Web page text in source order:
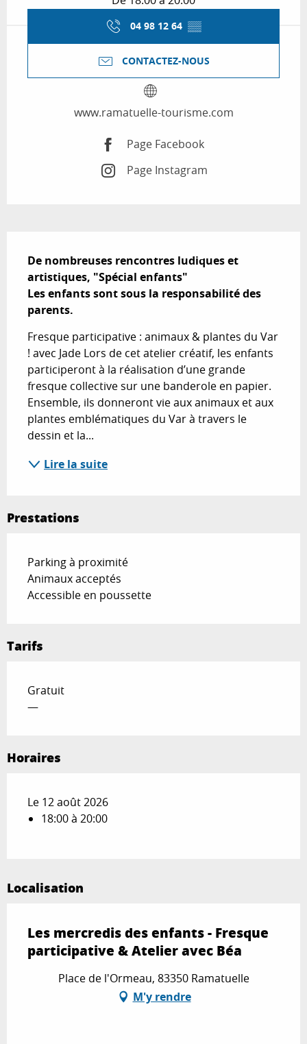
04 98 12 64 ▒▒
CONTACTEZ-NOUS
www.ramatuelle-tourisme.com
Page Facebook
Page Instagram
De nombreuses rencontres ludiques et
artistiques, "Spécial enfants"
Les enfants sont sous la responsabilité des
parents.
Fresque participative : animaux & plantes du Var
! avec Jade Lors de cet atelier créatif, les enfants
participeront à la réalisation d’une grande
fresque collective sur une banderole en papier.
Ensemble, ils donneront vie aux animaux et aux
plantes emblématiques du Var à travers le
dessin et la...
Lire la suite
Prestations
Parking à proximité
Animaux acceptés
Accessible en poussette
Tarifs
Gratuit
—
Horaires
Le 12 août 2026
18:00 à 20:00
Localisation
Les mercredis des enfants - Fresque
participative & Atelier avec Béa
Place de l'Ormeau, 83350 Ramatuelle
M'y rendre